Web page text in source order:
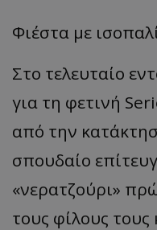
Φιέστα με
Στο τελευταίο
για τη φετινή
από την
σπουδαίο
«νερατζούρι»
τους φίλους τους